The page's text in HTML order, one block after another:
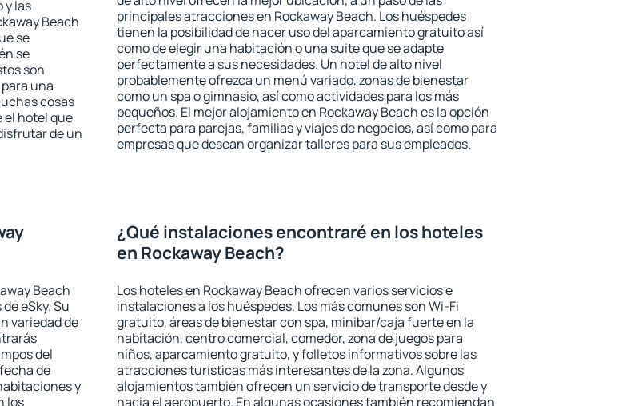
y las
Beach
se
se
son
una
cosas
el hotel que
de un
principales atracciones en Rockaway Beach. Los huéspedes
tienen la posibilidad de hacer uso del aparcamiento gratuito así
como de elegir una habitación o una suite que se adapte
perfectamente a sus necesidades. Un hotel de alto nivel
probablemente ofrezca un menú variado, zonas de bienestar
como un spa o gimnasio, así como actividades para los más
pequeños. El mejor alojamiento en Rockaway Beach es la opción
perfecta para parejas, familias y viajes de negocios, así como para
empresas que desean organizar talleres para sus empleados.
Beach
eSky. Su
variedad de
del
de
y
los
¿Qué instalaciones encontraré en los hoteles
en Rockaway Beach?
Los hoteles en Rockaway Beach ofrecen varios servicios e
instalaciones a los huéspedes. Los más comunes son Wi-Fi
gratuito, áreas de bienestar con spa, minibar/caja fuerte en la
habitación, centro comercial, comedor, zona de juegos para
niños, aparcamiento gratuito, y folletos informativos sobre las
atracciones turísticas más interesantes de la zona. Algunos
alojamientos también ofrecen un servicio de transporte desde y
hacia el aeropuerto. En algunas ocasiones también recomiendan